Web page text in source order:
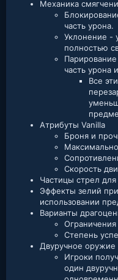
Механика
часть урона.
Уклонение -
полностью
часть урона
Все
Атрибуты Vanilla
Броня и
Скорость
Частицы стрел для
Эффекты зелий
использовании
Варианты
Степень
Двуручное оружие
Игроки
один